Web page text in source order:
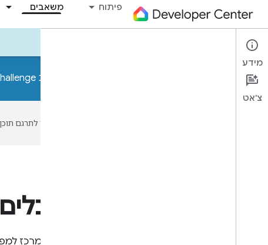
פיתוח משאבים
מפתחים, אתם מוזמנים להשתתף בתחרות Home APIs Developer Challenge! אתם יכולים להציג לנו את המיומנויות שלכם כדי לזכות בפרסים מעניינים.
כלים
מידע
צ'אט